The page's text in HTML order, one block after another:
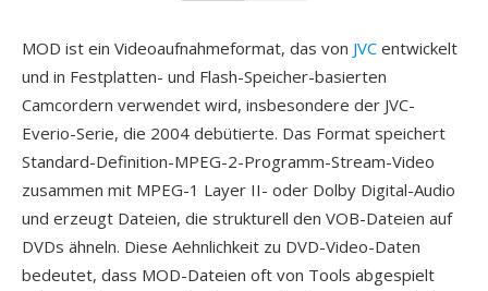
MOD ist ein Videoaufnahmeformat, das von JVC entwickelt
und in Festplatten- und Flash-Speicher-basierten
Camcordern verwendet wird, insbesondere der JVC-
Everio-Serie, die 2004 debütierte. Das Format speichert
Standard-Definition-MPEG-2-Programm-Stream-Video
zusammen mit MPEG-1 Layer II- oder Dolby Digital-Audio
und erzeugt Dateien, die strukturell den VOB-Dateien auf
DVDs ähneln. Diese Aehnlichkeit zu DVD-Video-Daten
bedeutet, dass MOD-Dateien oft von Tools abgespielt